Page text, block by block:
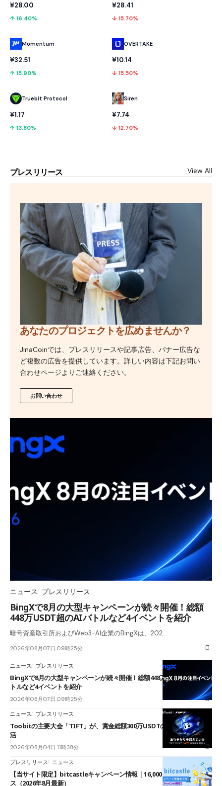
¥28.00
↑ 16.40%
Momentum
¥32.51
↑ 15.90%
Truebit Protocol
¥1.17
↑ 13.80%
¥28.41
↓ 15.70%
OVERTAKE
¥10.14
↓ 15.50%
Siren
¥7.74
↓ 12.70%
プレスリリース View All
あなたのプロジェクトを広めませんか？
JinaCoinでは、プレスリリースや記事広告、バナー広告な
ど複数の広告を提供しています。詳しい内容は下記お問い
合わせページよりご連絡ください。
お問い合わせ
ニュース プレスリリース
BingXで8月の大型キャンペーンが続々開催！総額
448万USDT超のAIバトルなど4イベントを紹介
暗号資産取引所およびWeb3-AI企業のBingXは、202…
2026年08月07日 09時25分
ニュース プレスリリース
BingXで8月の大型キャンペーンが続々開催！総額448万USDT超のAIバ
トルなど4イベントを紹介
2026年08月07日 09時25分
ニュース プレスリリース
Toobitの主要大会「TIFT」が、賞金総額300万USDTのレースとして復
活
2026年08月04日 11時38分
プレスリリース ニュース
【当サイト限定】bitcastleキャンペーン情報｜16,000円口座開設ボーナ
ス（2026年8月最新）